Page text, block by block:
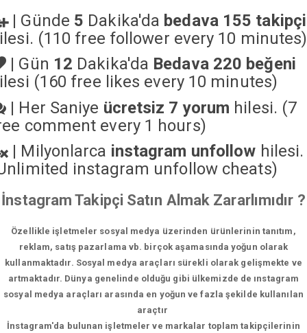
| Günde 5 Dakika'da bedava 155 takipçi
(110 free follower every 10 minutes)
| Gün 12 Dakika'da Bedava 220 beğeni
(160 free likes every 10 minutes)
| Her Saniye ücretsiz 7 yorum hilesi. (7
comment every 1 hours)
| Milyonlarca instagram unfollow hilesi.
instagram unfollow cheats)
İnstagram Takipçi Satın Almak Zararlımıdır ?
Özellikle işletmeler sosyal medya üzerinden ürünlerinin tanıtım,
reklam, satış pazarlama vb. birçok aşamasında yoğun olarak
kullanmaktadır. Sosyal medya araçları sürekli olarak gelişmekte ve
artmaktadır. Dünya genelinde olduğu gibi ülkemizde de ınstagram
sosyal medya araçları arasında en yoğun ve fazla şekilde kullanılan
araçtır
İnstagram'da bulunan işletmeler ve markalar toplam takipçilerinin